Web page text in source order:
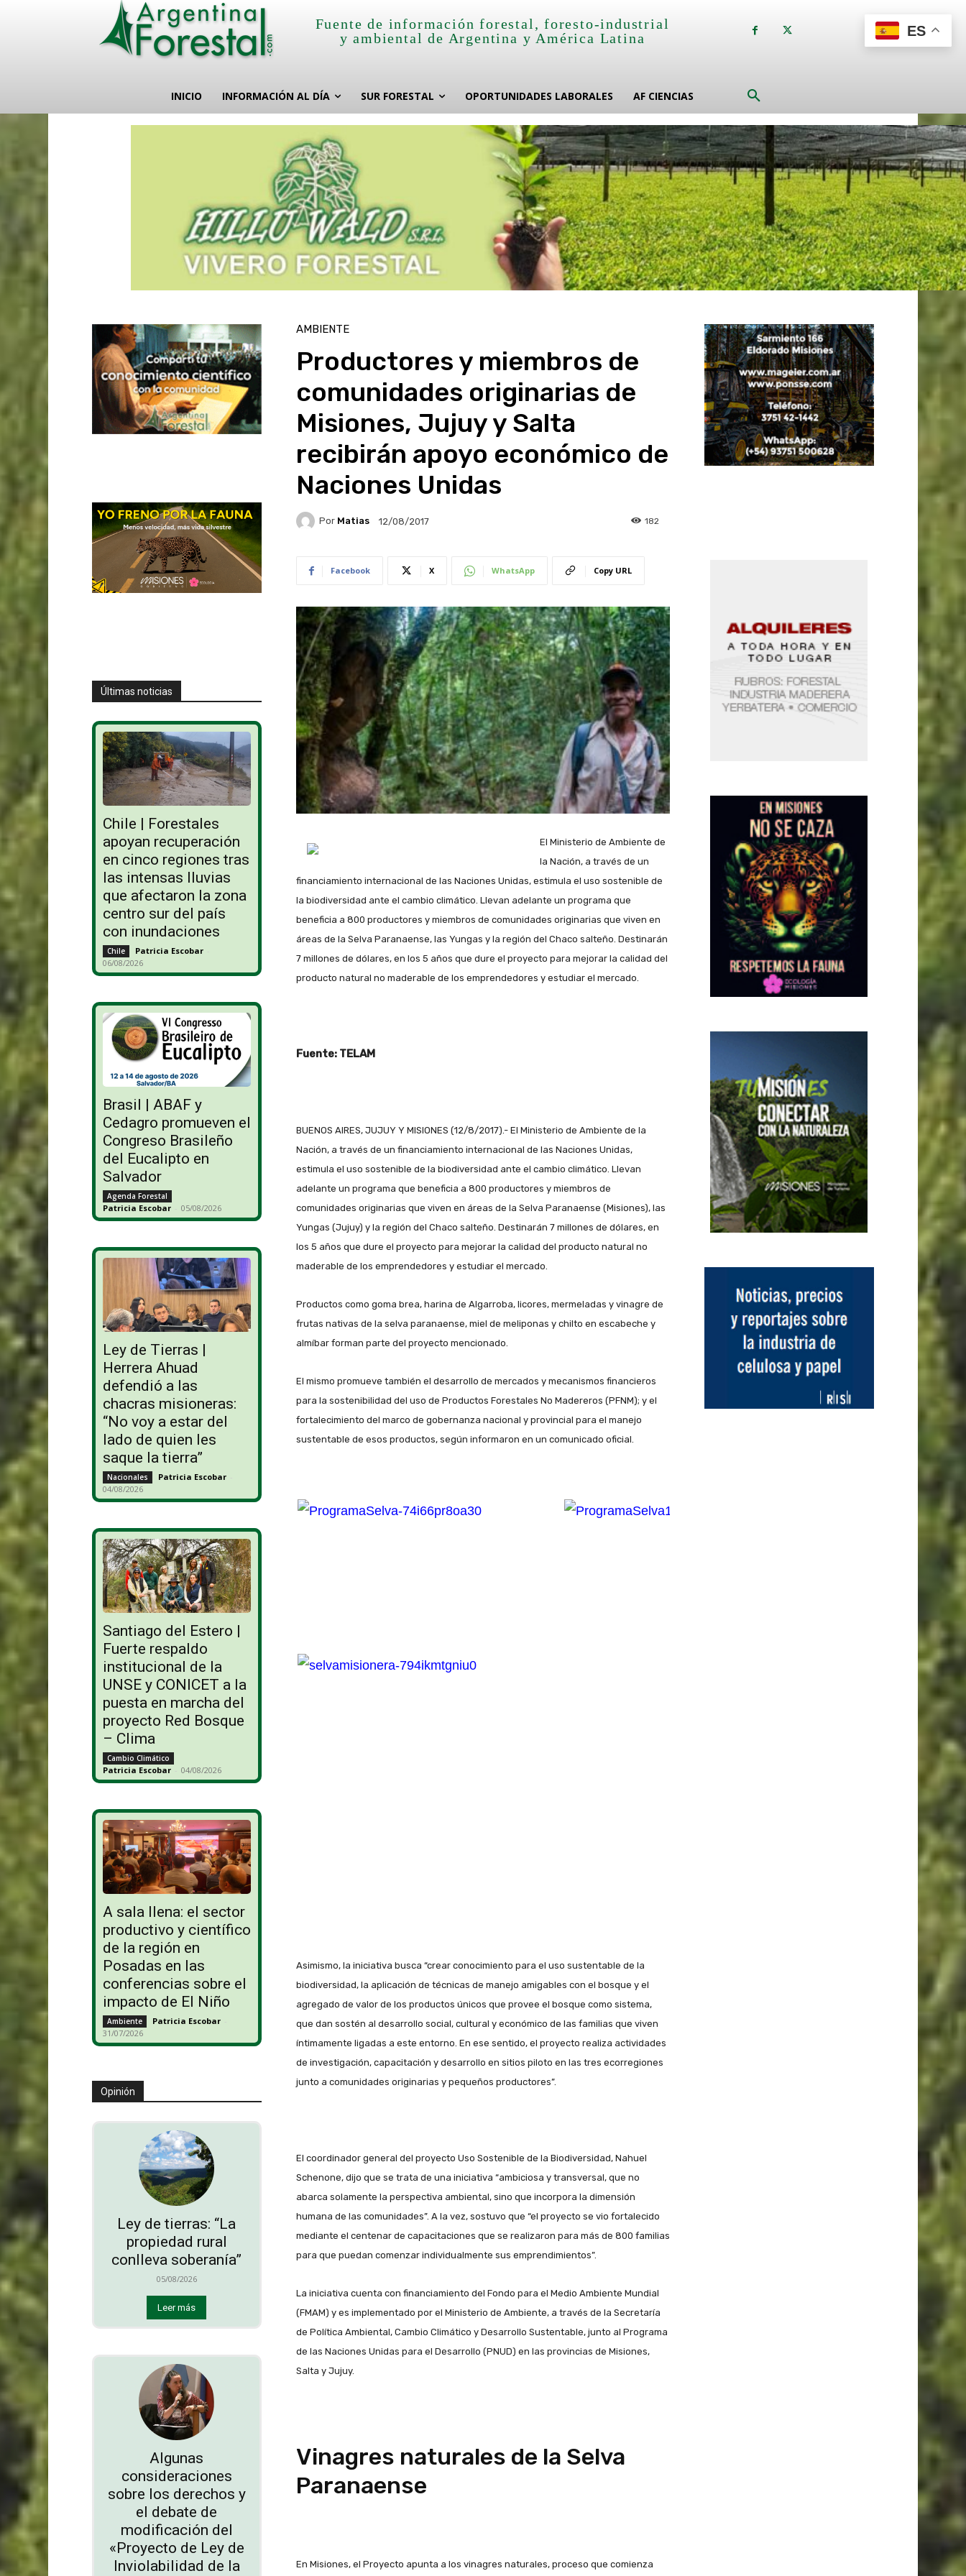
Fuente de información forestal, foresto-industrial
y ambiental de Argentina y América Latina
INICIO INFORMACIÓN AL DÍA SUR FORESTAL OPORTUNIDADES LABORALES AF CIENCIAS
Últimas noticias
Chile | Forestales
apoyan recuperación
en cinco regiones tras
las intensas lluvias
que afectaron la zona
centro sur del país
con inundaciones
Chile Patricia Escobar -
06/08/2026
Brasil | ABAF y
Cedagro promueven el
Congreso Brasileño
del Eucalipto en
Salvador
Agenda Forestal
Patricia Escobar - 05/08/2026
Ley de Tierras |
Herrera Ahuad
defendió a las
chacras misioneras:
“No voy a estar del
lado de quien les
saque la tierra”
Nacionales Patricia Escobar -
04/08/2026
Santiago del Estero |
Fuerte respaldo
institucional de la
UNSE y CONICET a la
puesta en marcha del
proyecto Red Bosque
– Clima
Cambio Climático
Patricia Escobar - 04/08/2026
A sala llena: el sector
productivo y científico
de la región en
Posadas en las
conferencias sobre el
impacto de El Niño
Ambiente Patricia Escobar -
31/07/2026
Opinión
Ley de tierras: “La
propiedad rural
conlleva soberanía”
05/08/2026
Leer más
Algunas
consideraciones
sobre los derechos y
el debate de
modificación del
«Proyecto de Ley de
Inviolabilidad de la
AMBIENTE
Productores y miembros de
comunidades originarias de
Misiones, Jujuy y Salta
recibirán apoyo económico de
Naciones Unidas
Por Matias 12/08/2017 182
Facebook X WhatsApp Copy URL
El Ministerio de Ambiente de
la Nación, a través de un
financiamiento internacional de las Naciones Unidas, estimula el uso sostenible de
la biodiversidad ante el cambio climático. Llevan adelante un programa que
beneficia a 800 productores y miembros de comunidades originarias que viven en
áreas de la Selva Paranaense, las Yungas y la región del Chaco salteño. Destinarán
7 millones de dólares, en los 5 años que dure el proyecto para mejorar la calidad del
producto natural no maderable de los emprendedores y estudiar el mercado.
Fuente: TELAM
BUENOS AIRES, JUJUY Y MISIONES (12/8/2017).- El Ministerio de Ambiente de la
Nación, a través de un financiamiento internacional de las Naciones Unidas,
estimula el uso sostenible de la biodiversidad ante el cambio climático. Llevan
adelante un programa que beneficia a 800 productores y miembros de
comunidades originarias que viven en áreas de la Selva Paranaense (Misiones), las
Yungas (Jujuy) y la región del Chaco salteño. Destinarán 7 millones de dólares, en
los 5 años que dure el proyecto para mejorar la calidad del producto natural no
maderable de los emprendedores y estudiar el mercado.
Productos como goma brea, harina de Algarroba, licores, mermeladas y vinagre de
frutas nativas de la selva paranaense, miel de meliponas y chilto en escabeche y
almíbar forman parte del proyecto mencionado.
El mismo promueve también el desarrollo de mercados y mecanismos financieros
para la sostenibilidad del uso de Productos Forestales No Madereros (PFNM); y el
fortalecimiento del marco de gobernanza nacional y provincial para el manejo
sustentable de esos productos, según informaron en un comunicado oficial.
Asimismo, la iniciativa busca “crear conocimiento para el uso sustentable de la
biodiversidad, la aplicación de técnicas de manejo amigables con el bosque y el
agregado de valor de los productos únicos que provee el bosque como sistema,
que dan sostén al desarrollo social, cultural y económico de las familias que viven
íntimamente ligadas a este entorno. En ese sentido, el proyecto realiza actividades
de investigación, capacitación y desarrollo en sitios piloto en las tres ecorregiones
junto a comunidades originarias y pequeños productores”.
El coordinador general del proyecto Uso Sostenible de la Biodiversidad, Nahuel
Schenone, dijo que se trata de una iniciativa “ambiciosa y transversal, que no
abarca solamente la perspectiva ambiental, sino que incorpora la dimensión
humana de las comunidades”. A la vez, sostuvo que “el proyecto se vio fortalecido
mediante el centenar de capacitaciones que se realizaron para más de 800 familias
para que puedan comenzar individualmente sus emprendimientos”.
La iniciativa cuenta con financiamiento del Fondo para el Medio Ambiente Mundial
(FMAM) y es implementado por el Ministerio de Ambiente, a través de la Secretaría
de Política Ambiental, Cambio Climático y Desarrollo Sustentable, junto al Programa
de las Naciones Unidas para el Desarrollo (PNUD) en las provincias de Misiones,
Salta y Jujuy.
Vinagres naturales de la Selva
Paranaense
En Misiones, el Proyecto apunta a los vinagres naturales, proceso que comienza
ES